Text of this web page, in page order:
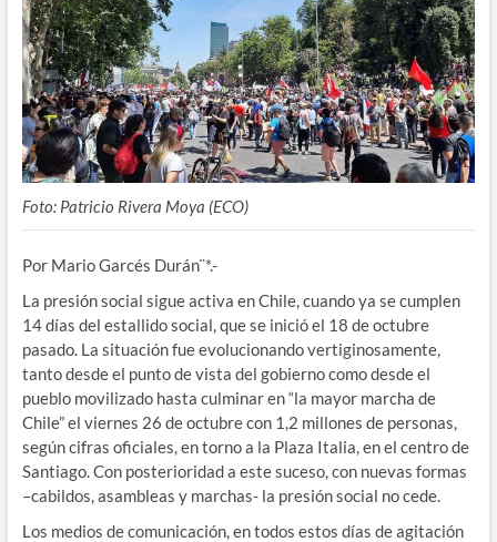
Foto: Patricio Rivera Moya (ECO)
Por Mario Garcés Durán¨*.-
La presión social sigue activa en Chile, cuando ya se cumplen
14 días del estallido social, que se inició el 18 de octubre
pasado. La situación fue evolucionando vertiginosamente,
tanto desde el punto de vista del gobierno como desde el
pueblo movilizado hasta culminar en “la mayor marcha de
Chile” el viernes 26 de octubre con 1,2 millones de personas,
según cifras oficiales, en torno a la Plaza Italia, en el centro de
Santiago. Con posterioridad a este suceso, con nuevas formas
–cabildos, asambleas y marchas- la presión social no cede.
Los medios de comunicación, en todos estos días de agitación